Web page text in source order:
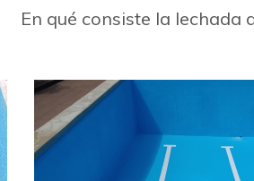
En qué consiste la lechada